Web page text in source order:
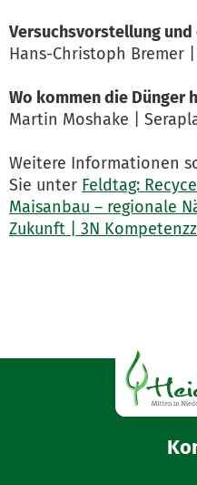
Versuchsvorstellung
Hans-Christoph Bremer
Wo kommen die Dünger
Martin Moshake |
Weitere Informationen
Sie unter Feldtag:
Maisanbau – regionale
Zukunft | 3N